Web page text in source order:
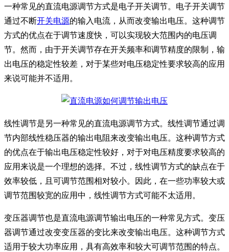
一种常见的直流电源调节方式是电子开关调节。电子开关调节
通过不断开关电源的输入电流，从而改变输出电压。这种调节
方式的优点在于调节速度快，可以实现较大范围内的电压调
节。然而，由于开关调节存在开关频率和调节精度的限制，输
出电压的稳定性较差，对于某些对电压稳定性要求较高的应用
来说可能并不适用。
线性调节是另一种常见的直流电源调节方式。线性调节通过调
节内部线性稳压器的输出电阻来改变输出电压。这种调节方式
的优点在于输出电压稳定性较好，对于对电压精度要求较高的
应用来说是一个理想的选择。不过，线性调节方式的缺点在于
效率较低，且可调节范围相对较小。因此，在一些功率较大或
调节范围较宽的应用中，线性调节方式可能不太适用。
变压器调节也是直流电源调节输出电压的一种常见方式。变压
器调节通过改变变压器的变比来改变输出电压。这种调节方式
适用于较大功率应用，具有高效率和较大可调节范围的特点。